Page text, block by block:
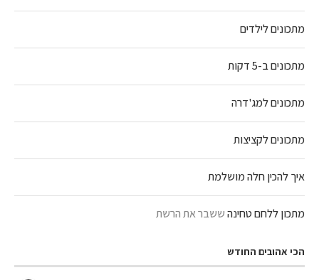
מתכונים לילדים
מתכונים ב-5 דקות
מתכונים למג'דרה
מתכונים לקציצות
איך להכין חלה מושלמת
מתכון ללחם טחינהששבר את הרשת
הכי אהובים החודש